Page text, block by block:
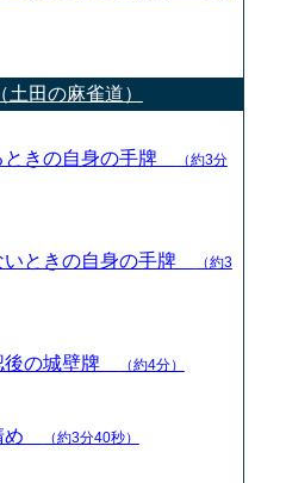
田の麻雀道）
ときの自身の手牌
（約3分
いときの自身の手牌
（約3
後の城壁牌 （約4分）
め （約3分40秒）